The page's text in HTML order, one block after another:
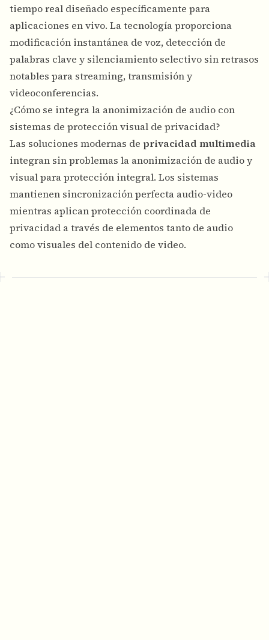
tiempo real diseñado específicamente para
aplicaciones en vivo. La tecnología proporciona
modificación instantánea de voz, detección de
palabras clave y silenciamiento selectivo sin retrasos
notables para streaming, transmisión y
videoconferencias.
¿Cómo se integra la anonimización de audio con
sistemas de protección visual de privacidad?
Las soluciones modernas de privacidad multimedia
integran sin problemas la anonimización de audio y
visual para protección integral. Los sistemas
mantienen sincronización perfecta audio-video
mientras aplican protección coordinada de
privacidad a través de elementos tanto de audio
como visuales del contenido de video.